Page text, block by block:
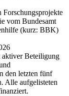
Forschungsprojekte
vom Bundesamt
(kurz: BBK)
aktiver Beteiligung
den letzten fünf
Alle aufgelisteten